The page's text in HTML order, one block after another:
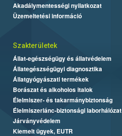
Akadálymentességi nyilatkozat
Üzemeltetési információ
Szakterületek
Állat-egészségügy és állatvédelem
Állategészségügyi diagnosztika
Állatgyógyászati termékek
Borászat és alkoholos italok
Élelmiszer- és takarmánybiztonság
Élelmiszerlánc-biztonsági laborhálózat
Járványvédelem
Kiemelt ügyek, EUTR